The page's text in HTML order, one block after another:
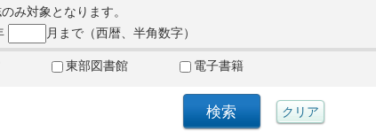
み対象となります。
月まで（西暦、半角数字）
東部図書館 電子書籍